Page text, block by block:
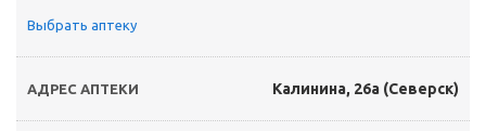
Выбрать аптеку
Калинина, 26а (Северск)